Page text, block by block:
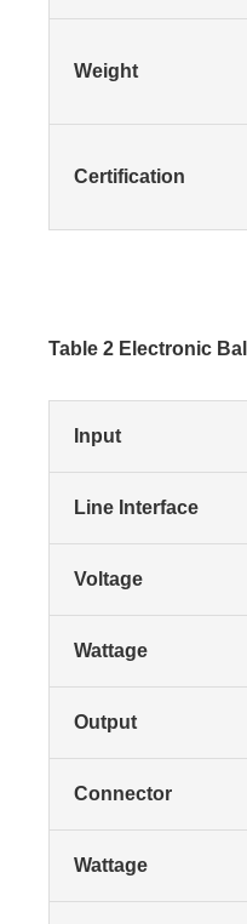
Weight
Certification
Table 2 Electronic
Input
Line Interface
Voltage
Wattage
Output
Connector
Wattage